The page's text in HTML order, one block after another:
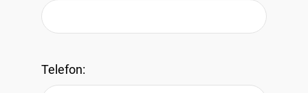
Telefon: